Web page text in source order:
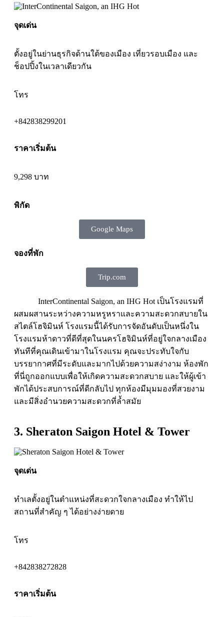
จุดเด่น
ตั้งอยู่ในย่านธุรกิจด้านใต้ของเมือง เที่ยวรอบเมือง และ
ช็อปปิ้งในเวลาเดียวกัน
โทร
+842838299201
ราคาเริ่มต้น
9,298 บาท
พิกัด
Google Maps
จองที่พัก
Trip.com
InterContinental Saigon, an IHG Hot เป็นโรงแรมที่
ผสมผสานระหว่างความหรูหราและความสะดวกสบายใน
สไตล์โฮจิมินห์ โรงแรมนี้ได้รับการจัดอันดับเป็นหนึ่งใน
โรงแรมห้าดาวที่ดีที่สุดในนครโฮจิมินห์ที่อยู่ใจกลางเมือง
ทันทีที่คุณเดินเข้ามาในโรงแรม คุณจะประทับใจกับ
บรรยากาศที่มีระดับและมากไปด้วยความสง่างาม ห้องพัก
ที่นี่ถูกออกแบบเพื่อให้เกิดความสะดวกสบาย และให้ผู้เข้า
พักได้ประสบการณ์ที่ดีกลับไป ทุกห้องมีมุมมองที่สวยงาม
และมีสิ่งอำนวยความสะดวกที่ล้ำสมัย
3. Sheraton Saigon Hotel & Tower
จุดเด่น
ทำเลตั้งอยู่ในตำแหน่งที่สะดวกใจกลางเมือง ทำให้ไป
สถานที่สำคัญ ๆ ได้อย่างง่ายดาย
โทร
+842838272828
ราคาเริ่มต้น